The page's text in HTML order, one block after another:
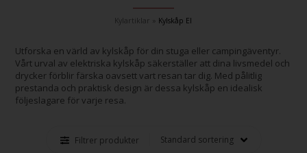
Kylartiklar Kylskåp El
Utforska en värld av kylskåp för din stuga eller campingäventyr.
Vårt urval av elektriska kylskåp säkerställer att dina livsmedel och
drycker förblir färska oavsett vart resan tar dig. Med pålitlig
prestanda och praktisk design är dessa kylskåp en idealisk
följeslagare för varje resa.
Filtrer produkter